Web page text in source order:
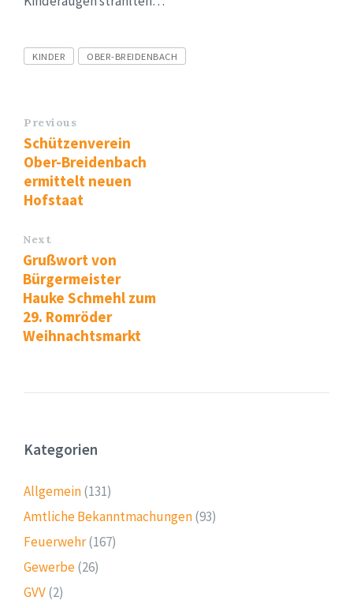
Tags
KINDER OBER-BREIDENBACH
Previous
Schützenverein
Ober-Breidenbach
ermittelt neuen
Hofstaat
Next
Grußwort von
Bürgermeister
Hauke Schmehl zum
29. Romröder
Weihnachtsmarkt
Kategorien
Allgemein(131)
Amtliche Bekanntmachungen(93)
Feuerwehr(167)
Gewerbe(26)
GVV(2)